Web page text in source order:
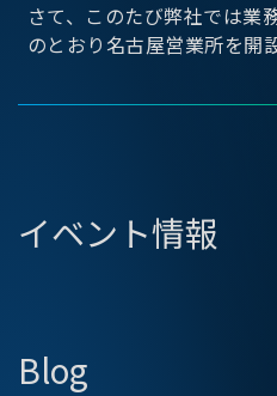
さて、このたび弊社では業
のとおり名古屋営業所を開
イベント情報
Blog